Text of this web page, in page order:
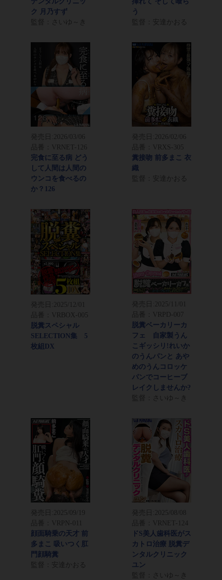
ク 月乃すず
監督：さいゆ～き
う
監督：安達かおる
発売日: 2026/03/06
品番：VRNET-126
完食に至る病 どう
して人間は人間の
ウンコを食べるの
か？126
発売日: 2026/02/06
品番：VRXS-305
糞接吻 前多まこ 衣
織
監督：安達かおる
発売日:
2025/12/01
品番：VRBOX-005
脱糞スペシャル
SELECTION集 5
枚組DX
発売日:
2025/11/01
品番：VRPD-007
脱糞ベーカリーカ
フェ 自家製うん
こギッシリ!れいか
のうんパンと あや
めのうんコロッケ
パンでコーヒーブ
レイクしませんか?
監督：さいゆ～き
発売日: 2025/09/19
品番：VRPN-011
顔面騎乗の天才 前
多まこ 吸いつく肛
門顔騎糞
監督：安達かおる
発売日: 2025/08/08
品番：VRNET-124
ドS美人歯科医がス
カトロ治療 脱糞デ
ンタルクリニック
ユン
監督：さいゆ～き